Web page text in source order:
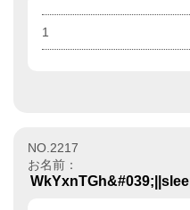
1
NO.2217
お名前：